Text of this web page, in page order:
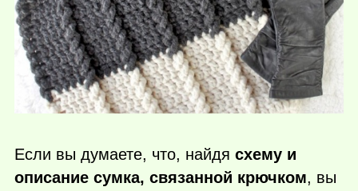
Если вы думаете, что, найдя схему и
описание сумка, связанной крючком, вы